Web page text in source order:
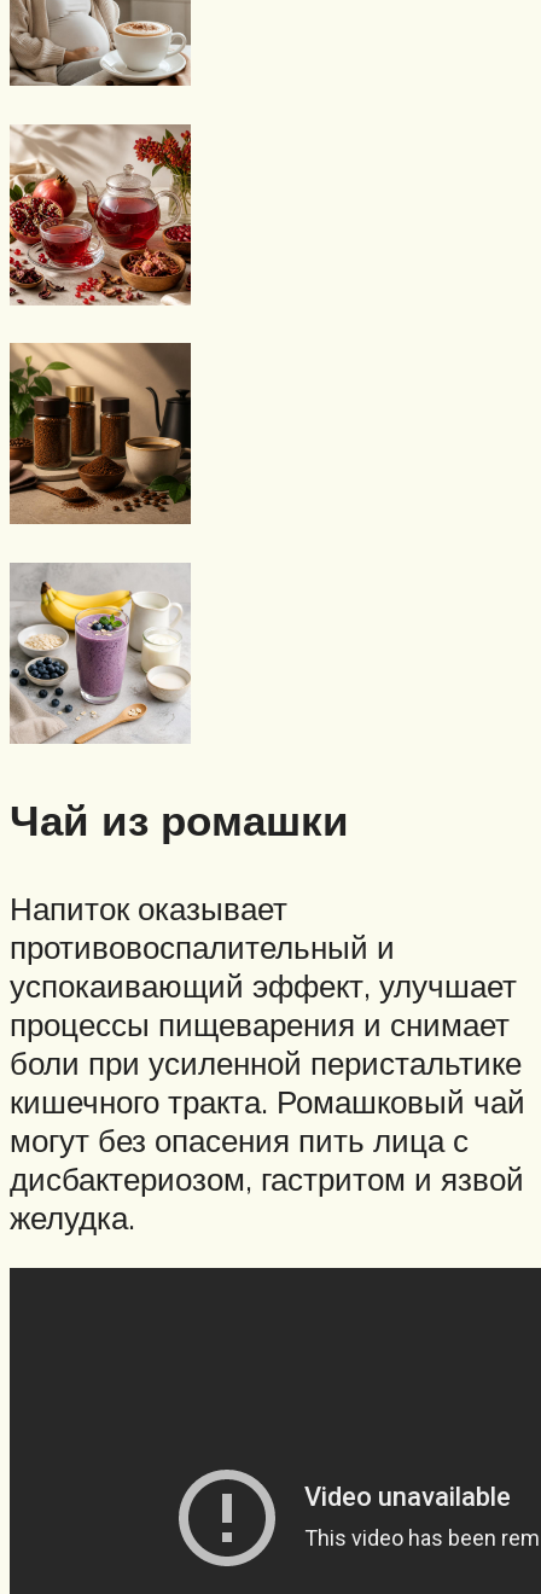
Чай из ромашки
Напиток оказывает
противовоспалительный и
успокаивающий эффект, улучшает
процессы пищеварения и снимает
боли при усиленной перистальтике
кишечного тракта. Ромашковый чай
могут без опасения пить лица с
дисбактериозом, гастритом и язвой
желудка.